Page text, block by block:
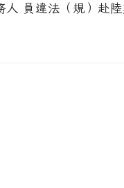
人 員違法（規）赴